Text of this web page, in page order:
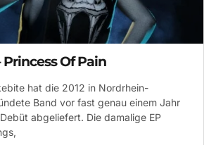
Of Pain
hat die 2012 in Nordrhein-
Band vor fast genau einem Jahr
abgeliefert. Die damalige EP